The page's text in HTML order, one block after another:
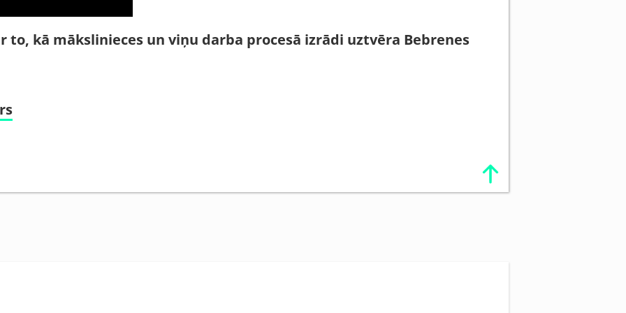
to, kā mākslinieces un viņu darba procesā izrādi uztvēra Bebrenes